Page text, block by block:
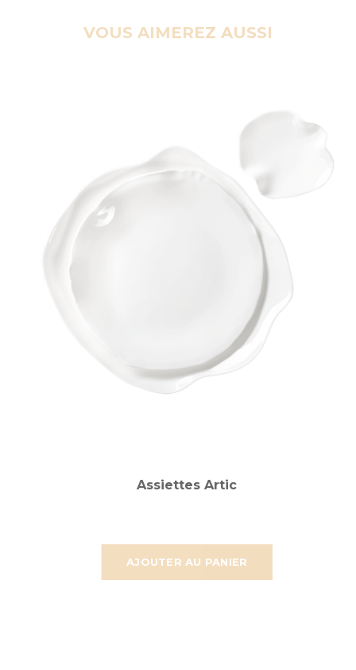
VOUS AIMEREZ AUSSI
AJOUTER AU PANIER
Assiettes Artic